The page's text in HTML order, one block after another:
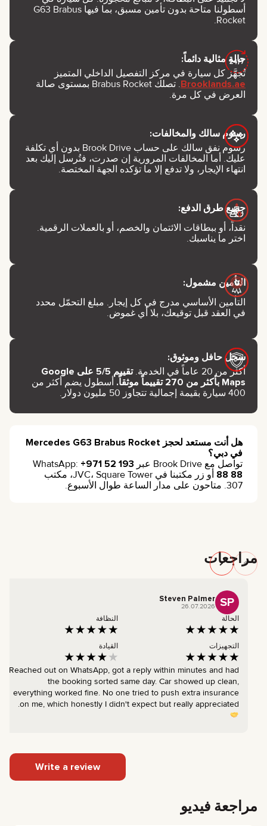
أسطولنا متاحة بدون تأمين مسبق، بما فيها G63 Brabus
Rocket.
حالة مثالية دائماً:
تُجهَّز كل سيارة في مركز التفصيل الداخلي المتميز
Brooklands.ae
. تصلك Brabus Rocket بمستوى صالة
العرض في كل مرة.
رسوم سالك والمخالفات:
رسوم نفق سالك على حساب Brook Drive بدون أي تكلفة
عليك. أما المخالفات المرورية إن صدرت، فتُرسل إليك بعد
انتهاء الإيجار، ولا تدفع إلا ما تؤكده الجهة المختصة.
جميع طرق الدفع:
نقداً، أو ببطاقات الائتمان والخصم، أو بالعملات الرقمية.
اختر ما يناسبك.
التأمين مشمول:
التأمين الأساسي مدرج في كل إيجار. مبلغ التحمّل محدد
في العقد قبل توقيعك، بلا أي غموض.
سجل حافل وموثوق:
أكثر من 20 عاماً في الخدمة.
تقييم 5/5 على Google
Maps بأكثر من 270 تقييماً موثقاً.
أسطول يضم أكثر من
400 سيارة بقيمة إجمالية تتجاوز 50 مليون دولار.
هل أنت مستعد لحجز Mercedes G63 Brabus Rocket
في دبي؟
تواصل مع Brook Drive عبر WhatsApp:
+971 52 193
88 88
أو زر مكتبنا في JVC، Square Tower، مكتب
307. متاحون على مدار الساعة طوال الأسبوع.
مراجعات
SP
Steven Palmer
26.07.2026
الحالة النظافة
التجهيزات القيادة
Reached out on WhatsApp, got a reply within minutes and had
the booking sorted same day. Car showed up clean,
everything worked fine. No one tried to push extra insurance
on me, which honestly I didn't expect but really appreciated.
Write a review
مراجعة فيديو